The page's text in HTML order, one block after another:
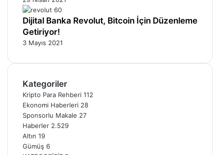
Dijital Banka Revolut, Bitcoin İçin Düzenleme
Getiriyor!
3 Mayıs 2021
Kategoriler
Kripto Para Rehberi 112
Ekonomi Haberleri 28
Sponsorlu Makale 27
Haberler 2.529
Altın 19
Gümüş 6